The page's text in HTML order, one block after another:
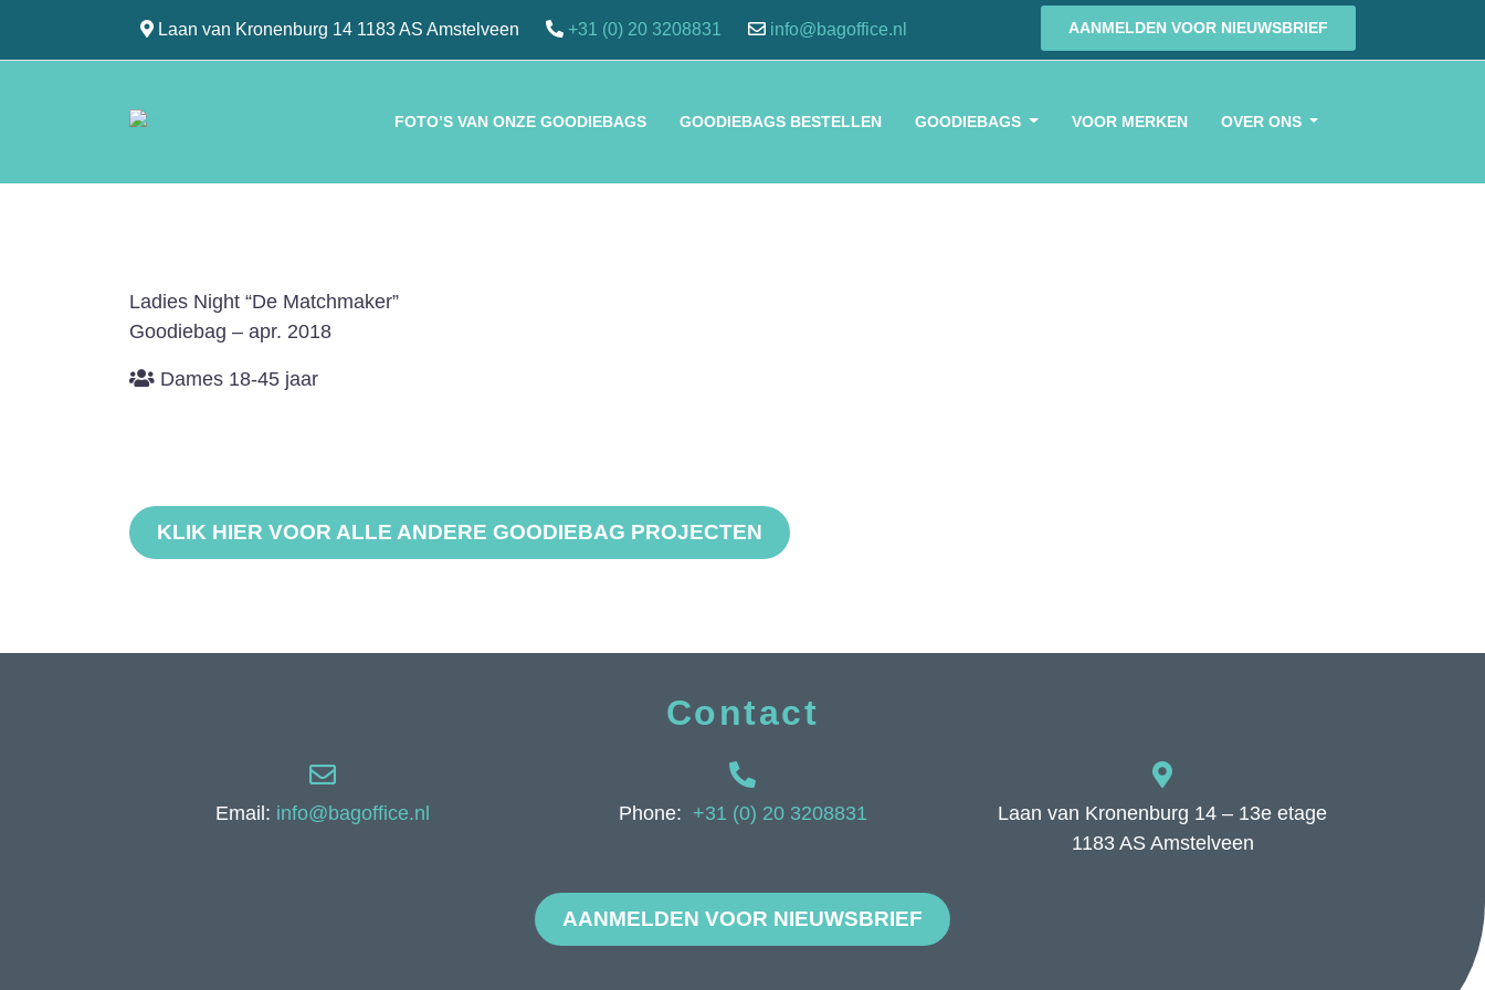
Laan van Kronenburg 14 1183 AS Amstelveen +31 (0) 20 3208831 info@bagoffice.nl AANMELDEN VOOR NIEUWSBRIEF
FOTO’S VAN ONZE GOODIEBAGS GOODIEBAGS BESTELLEN GOODIEBAGS VOOR MERKEN OVER ONS
Ladies Night “De Matchmaker”
Goodiebag – apr. 2018
Dames 18-45 jaar
KLIK HIER VOOR ALLE ANDERE GOODIEBAG PROJECTEN
Contact
Email: info@bagoffice.nl Phone: +31 (0) 20 3208831
Laan van Kronenburg 14 – 13e etage
1183 AS Amstelveen
AANMELDEN VOOR NIEUWSBRIEF